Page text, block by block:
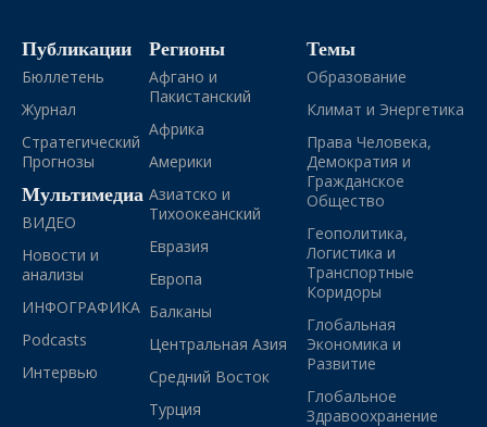
Публикации
Бюллетень
Журнал
Стратегический
Прогнозы
Мультимедиа
ВИДЕО
Новости и
анализы
ИНФОГРАФИКА
Podcasts
Интервью
Регионы
Афгано и
Пакистанский
Африка
Америки
Азиатско и
Тихоокеанский
Евразия
Европа
Балканы
Центральная Азия
Средний Восток
Турция
Темы
Образование
Климат и Энергетика
Права Человека,
Демократия и
Гражданское
Общество
Геополитика,
Логистика и
Транспортные
Коридоры
Глобальная
Экономика и
Развитие
Глобальное
Здравоохранение